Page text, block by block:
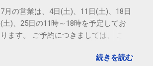
7月の営業は、4日(土)、11日(土)、18日
(土)、25日の11時～18時を予定してお
ります。 ご予約につきましては、 こち
れないことがありますので、ご予約、
続きを読む